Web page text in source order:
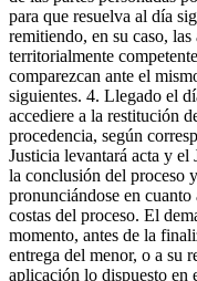
para que resuelva al día
remitiendo, en su caso,
territorialmente
comparezcan ante el
siguientes. 4. Llegado el
accediere a la restitución
procedencia, según
Justicia levantará acta y
la conclusión del proceso
pronunciándose en
costas del proceso. El
momento, antes de la
entrega del menor, o a su
aplicación lo dispuesto en